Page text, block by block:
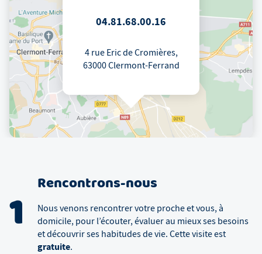
04.81.68.00.16
4 rue Eric de Cromières,
63000 Clermont-Ferrand
1
Rencontrons-nous
Nous venons rencontrer votre proche et vous, à
domicile, pour l’écouter, évaluer au mieux ses besoins
et découvrir ses habitudes de vie. Cette visite est
gratuite.